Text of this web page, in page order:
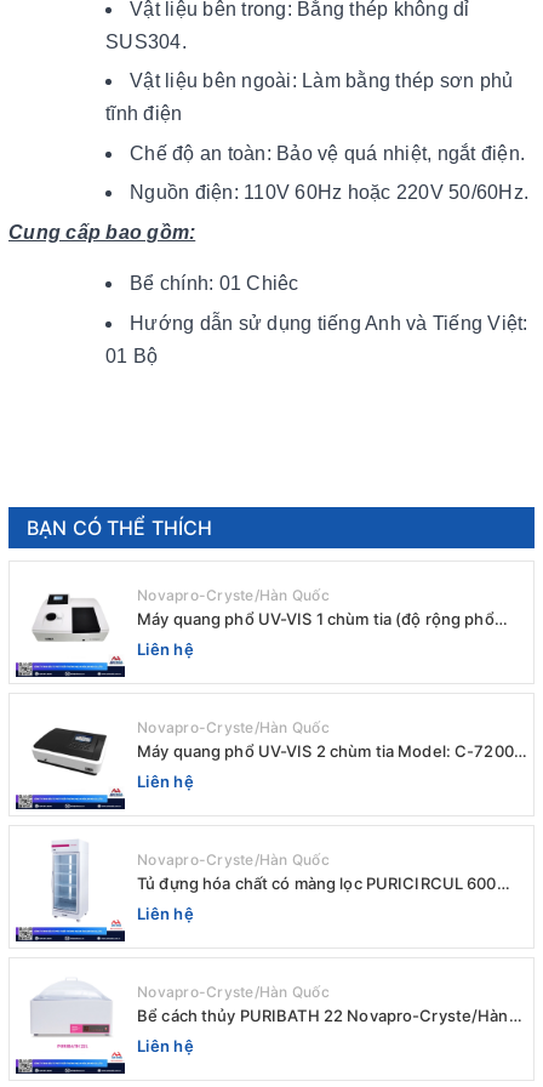
Vật liệu bên trong: Bằng thép không dỉ
SUS304.
Vật liệu bên ngoài: Làm bằng thép sơn phủ
tĩnh điện
Chế độ an toàn: Bảo vệ quá nhiệt, ngắt điện.
Nguồn điện: 110V 60Hz hoặc 220V 50/60Hz.
Cung cấp bao gồm:
Bể chính: 01 Chiêc
Hướng dẫn sử dụng tiếng Anh và Tiếng Việt:
01 Bộ
BẠN CÓ THỂ THÍCH
Novapro-Cryste/Hàn Quốc
Máy quang phổ UV-VIS 1 chùm tia (độ rộng phổ
4nm) E-1000UV / Peak
Liên hệ
Novapro-Cryste/Hàn Quốc
Máy quang phổ UV-VIS 2 chùm tia Model: C-7200 /
Peak
Liên hệ
Novapro-Cryste/Hàn Quốc
Tủ đựng hóa chất có màng lọc PURICIRCUL 600
AIRTIGHT Novapro-Cryste/Hàn Quốc
Liên hệ
Novapro-Cryste/Hàn Quốc
Bể cách thủy PURIBATH 22 Novapro-Cryste/Hàn
Quốc
Liên hệ